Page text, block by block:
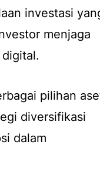
investasi
menjaga
pilihan
diversifikasi
dalam